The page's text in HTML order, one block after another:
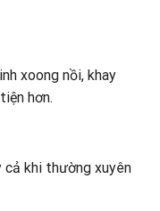
xoong nồi, khay
hơn.
cả khi thường xuyên